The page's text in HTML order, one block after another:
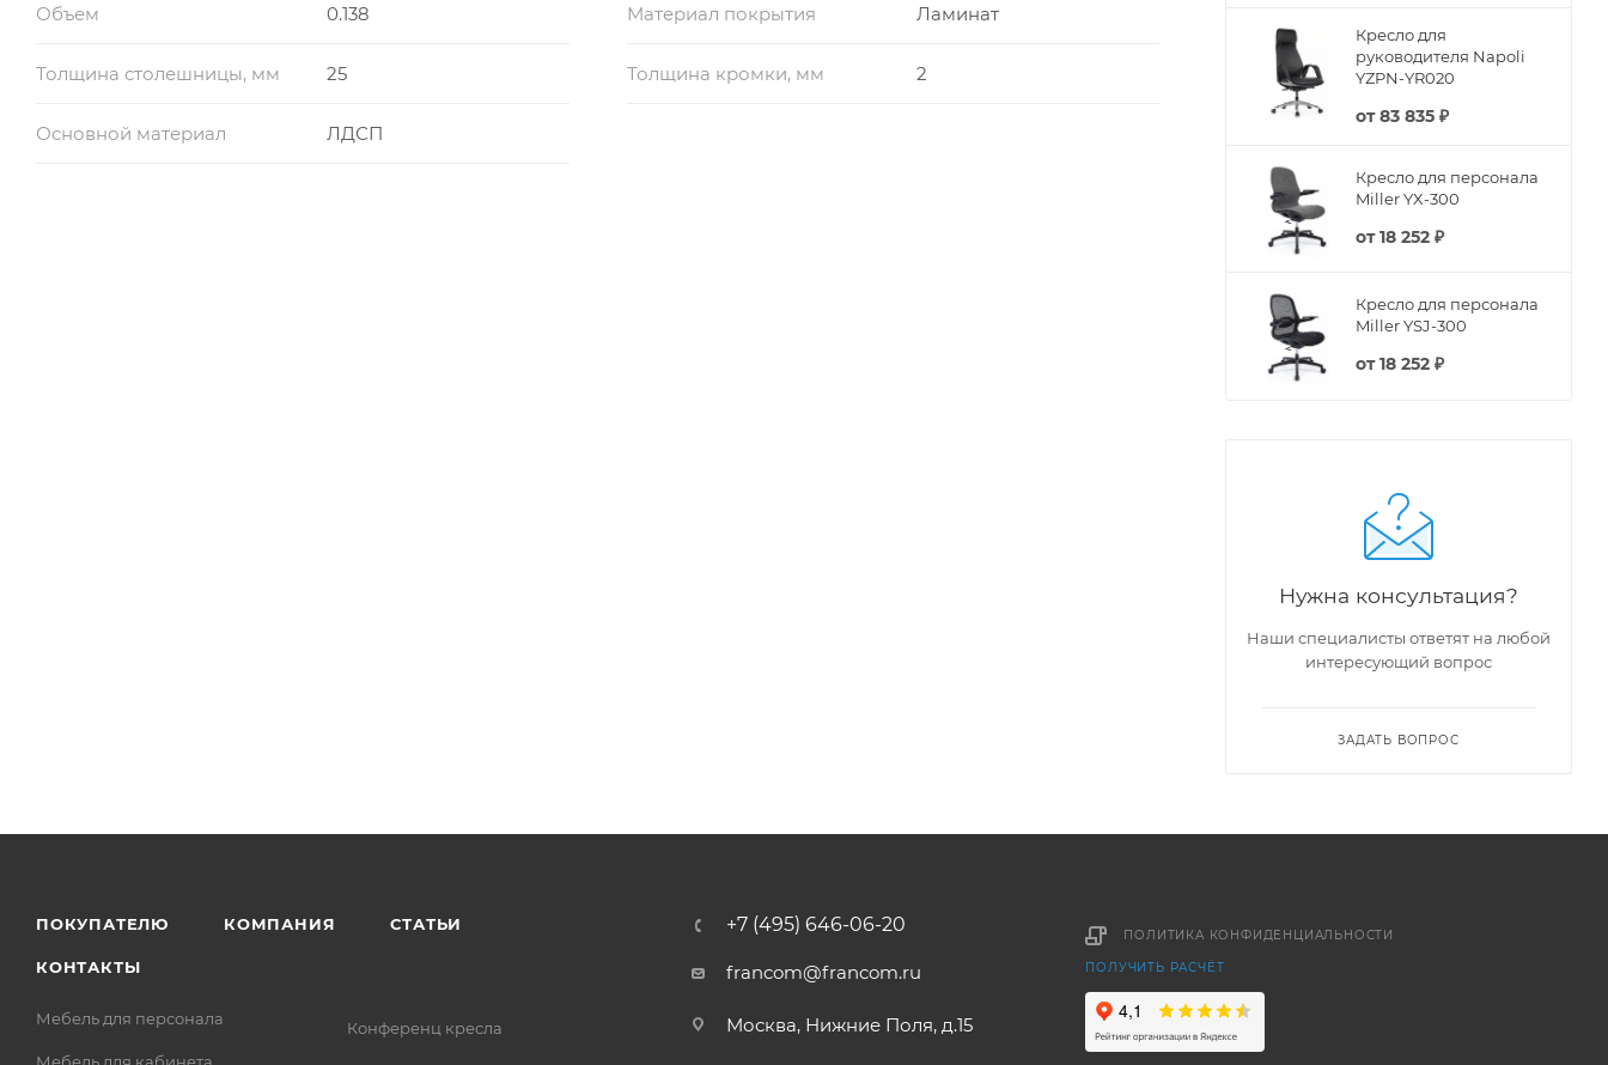
Объем 0.138 Материал покрытия Ламинат
Толщина столешницы, мм 25 Толщина кромки, мм 2
Основной материал ЛДСП
Кресло для
руководителя Napoli
YZPN-YR020
от83 835 ₽
Кресло для персонала
Miller YX-300
от18 252 ₽
Кресло для персонала
Miller YSJ-300
от18 252 ₽
Нужна консультация?
Наши специалисты ответят на любой
интересующий вопрос
ЗАДАТЬ ВОПРОС
ПОКУПАТЕЛЮ КОМПАНИЯ СТАТЬИ
КОНТАКТЫ
Мебель для персонала Конференц кресла
+7 (495) 646-06-20
francom@francom.ru
Москва, Нижние Поля, д.15
ПОЛИТИКА КОНФИДЕНЦИАЛЬНОСТИ
ПОЛУЧИТЬ РАСЧЁТ